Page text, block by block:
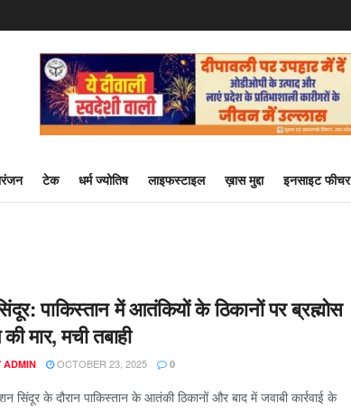
टेक धर्म ज्योतिष लाइफस्टाइल ख़ास मुद्दा इनसाइट फीचर
पाकिस्तान में आतंकियों के ठिकानों पर ब्रह्मोस
मार, मची तबाही
ADMIN OCTOBER 23, 2025 0
सिंदूर के दौरान पाकिस्तान के आतंकी ठिकानों और बाद में जवाबी कार्रवाई के